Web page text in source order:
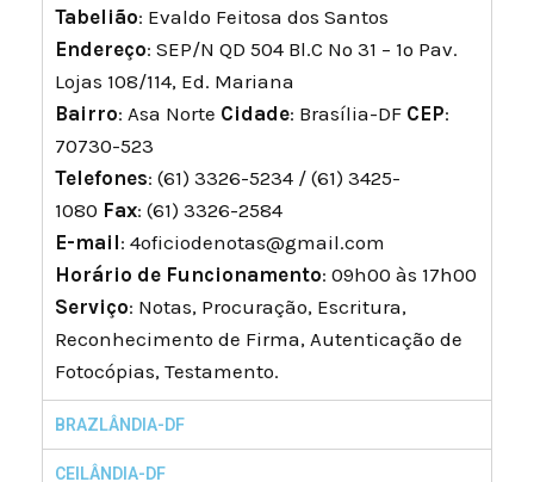
Tabelião: Evaldo Feitosa dos Santos
Endereço: SEP/N QD 504 Bl.C Nº 31 – 1º Pav.
Lojas 108/114, Ed. Mariana
Bairro: Asa Norte Cidade: Brasília-DF CEP:
70730-523
Telefones: (61) 3326-5234 / (61) 3425-
1080 Fax: (61) 3326-2584
E-mail: 4oficiodenotas@gmail.com
Horário de Funcionamento: 09h00 às 17h00
Serviço: Notas, Procuração, Escritura,
Reconhecimento de Firma, Autenticação de
Fotocópias, Testamento.
BRAZLÂNDIA-DF
CEILÂNDIA-DF